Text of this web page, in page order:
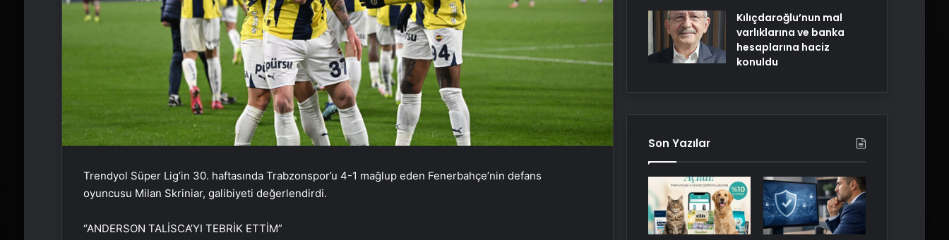
Trendyol Süper Lig’in 30. haftasında Trabzonspor’u 4-1 mağlup eden Fenerbahçe’nin defans
oyuncusu Milan Skriniar, galibiyeti değerlendirdi.
“ANDERSON TALİSCA’YI TEBRİK ETTİM”
Kılıçdaroğlu’nun mal
varlıklarına ve banka
hesaplarına haciz
konuldu
Son Yazılar